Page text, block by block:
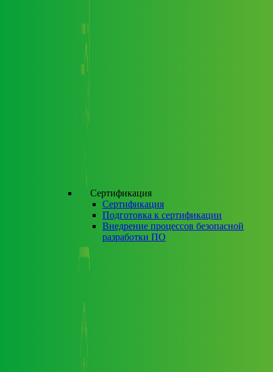
Сертификация
Сертификация
Подготовка к сертификации
Внедрение процессов безопасной
разработки ПО